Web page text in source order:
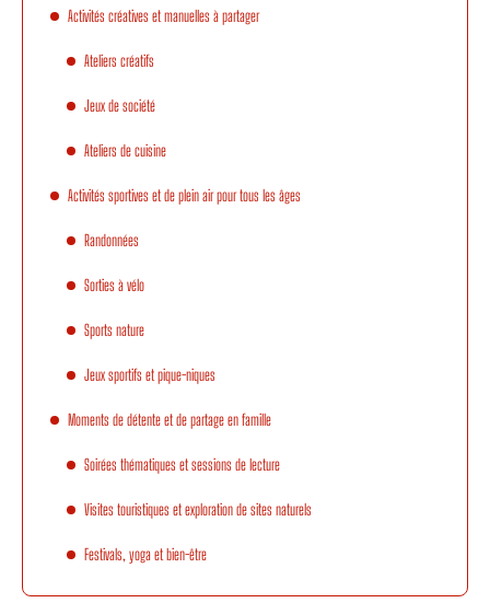
Activités créatives et manuelles à partager
Ateliers créatifs
Jeux de société
Ateliers de cuisine
Activités sportives et de plein air pour tous les âges
Randonnées
Sorties à vélo
Sports nature
Jeux sportifs et pique-niques
Moments de détente et de partage en famille
Soirées thématiques et sessions de lecture
Visites touristiques et exploration de sites naturels
Festivals, yoga et bien-être